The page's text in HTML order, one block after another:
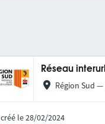
Réseau
Région Sud —
créé le 28/02/2024